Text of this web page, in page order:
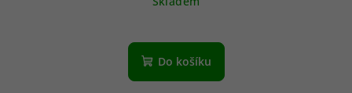
Do košíku